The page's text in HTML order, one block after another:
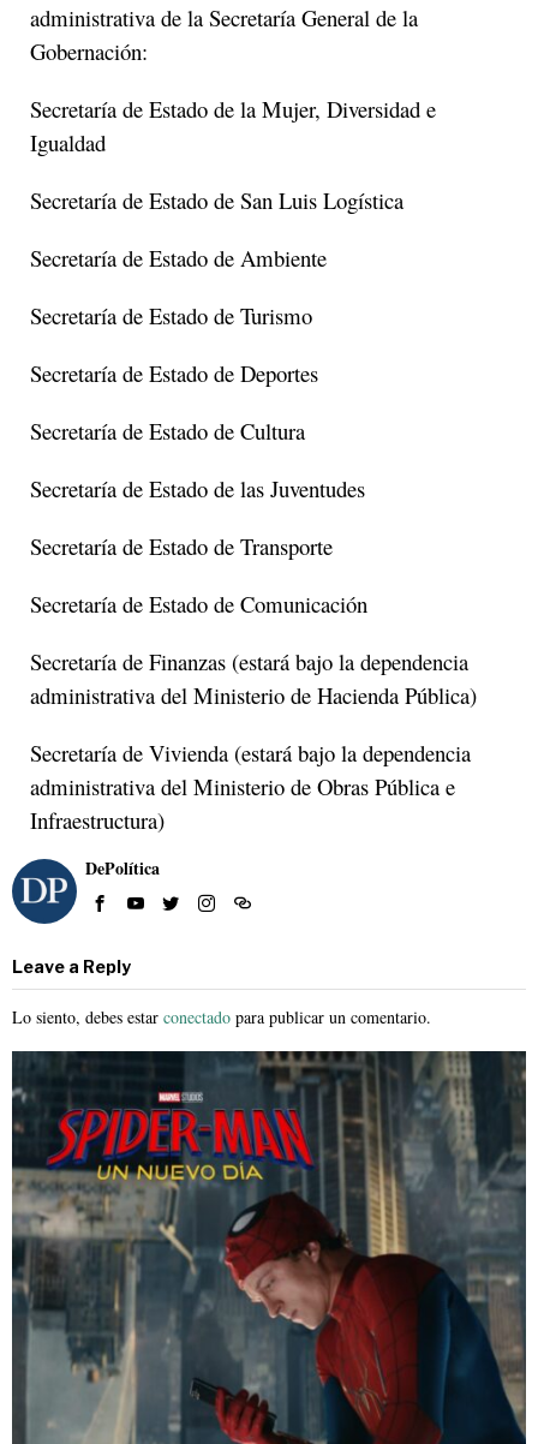
administrativa de la Secretaría General de la
Gobernación:
Secretaría de Estado de la Mujer, Diversidad e
Igualdad
Secretaría de Estado de San Luis Logística
Secretaría de Estado de Ambiente
Secretaría de Estado de Turismo
Secretaría de Estado de Deportes
Secretaría de Estado de Cultura
Secretaría de Estado de las Juventudes
Secretaría de Estado de Transporte
Secretaría de Estado de Comunicación
Secretaría de Finanzas (estará bajo la dependencia
administrativa del Ministerio de Hacienda Pública)
Secretaría de Vivienda (estará bajo la dependencia
administrativa del Ministerio de Obras Pública e
Infraestructura)
DePolítica
Leave a Reply
Lo siento, debes estar conectado para publicar un comentario.